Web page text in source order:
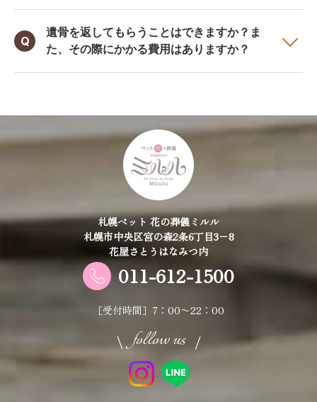
Q
遺骨を返してもらうことはできますか？ま
た、その際にかかる費用はありますか？
札幌ペット 花の葬儀ミルル
札幌市中央区宮の森2条6丁目3−8
花屋さとうはなみつ内
011-612-1500
［受付時間］7：00〜22：00
follow us